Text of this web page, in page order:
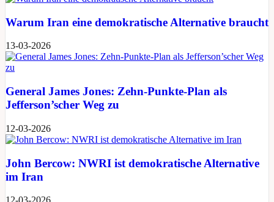
Warum Iran eine demokratische Alternative braucht
13-03-2026
General James Jones: Zehn-Punkte-Plan als
Jefferson’scher Weg zu
12-03-2026
John Bercow: NWRI ist demokratische Alternative
im Iran